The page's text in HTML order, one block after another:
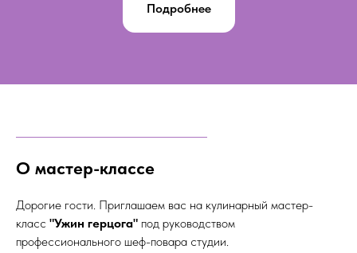
Подробнее
О мастер-классе
Дорогие гости. Приглашаем вас на кулинарный мастер-
класс "Ужин герцога" под руководством
профессионального шеф-повара студии.